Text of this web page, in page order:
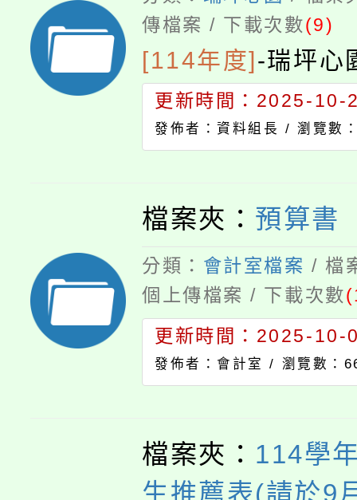
傳檔案 / 下載次數(9)
[114年度]-瑞坪心
更新時間：2025-10-
發佈者：資料組長 /瀏覽數
檔案夾： 預算書
分類： 會計室檔案 / 檔
個上傳檔案 / 下載次數
更新時間：2025-10-
發佈者：會計室 / 瀏覽數：
檔案夾： 114學
生推薦表(請於9